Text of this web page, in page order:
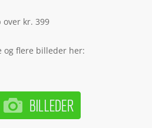
over kr. 399
og flere billeder her: